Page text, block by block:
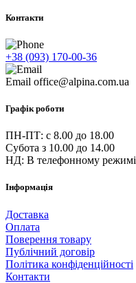
Контакти
+38 (093) 170-00-36
Email office@alpina.com.ua
Графік роботи
ПН-ПТ: c 8.00 до 18.00
Субота з 10.00 до 14.00
НД: В телефонному режимі
Інформація
Доставка
Оплата
Поверення товару
Публічний договір
Політика конфіденційності
Контакти